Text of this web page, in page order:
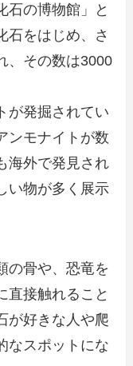
石の博物館」と
石をはじめ、さ
、その数は3000
が発掘されてい
ンモナイトが数
海外で発見され
い物が多く展示
の骨や、恐竜を
直接触れること
が好きな人や爬
なスポットにな